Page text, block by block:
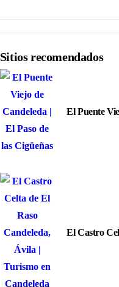
Sitios recomendados
El Puente
El Castro